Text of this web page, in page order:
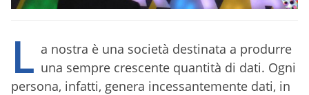
L a nostra è una società destinata a produrre
una sempre crescente quantità di dati. Ogni
persona, infatti, genera incessantemente dati, in